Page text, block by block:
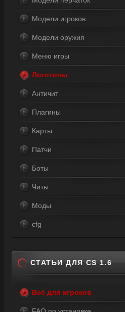
Модели игроков
Модели оружия
Меню игры
Логотипы
Античит
Плагины
Карты
Патчи
Боты
Читы
Моды
cfg
СТАТЬИ ДЛЯ CS 1.6
Всё для игроков